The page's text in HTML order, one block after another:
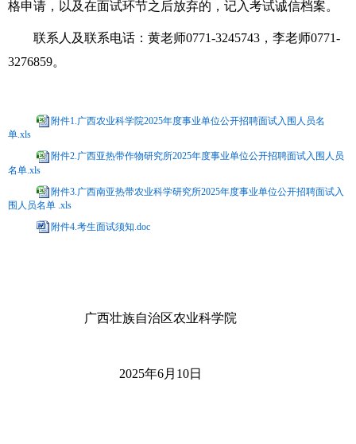
格申请，以及在面试环节之后放弃的，记入考试诚信档案。
联系人及联系电话：黄老师0771-3245743，李老师0771-
3276859。
附件1.广西农业科学院2025年度事业单位公开招聘面试入围人员名
单.xls
附件2.广西亚热带作物研究所2025年度事业单位公开招聘面试入围人员
名单.xls
附件3.广西南亚热带农业科学研究所2025年度事业单位公开招聘面试入
围人员名单 .xls
附件4.考生面试须知.doc
广西壮族自治区农业科学院
2025年6月10日